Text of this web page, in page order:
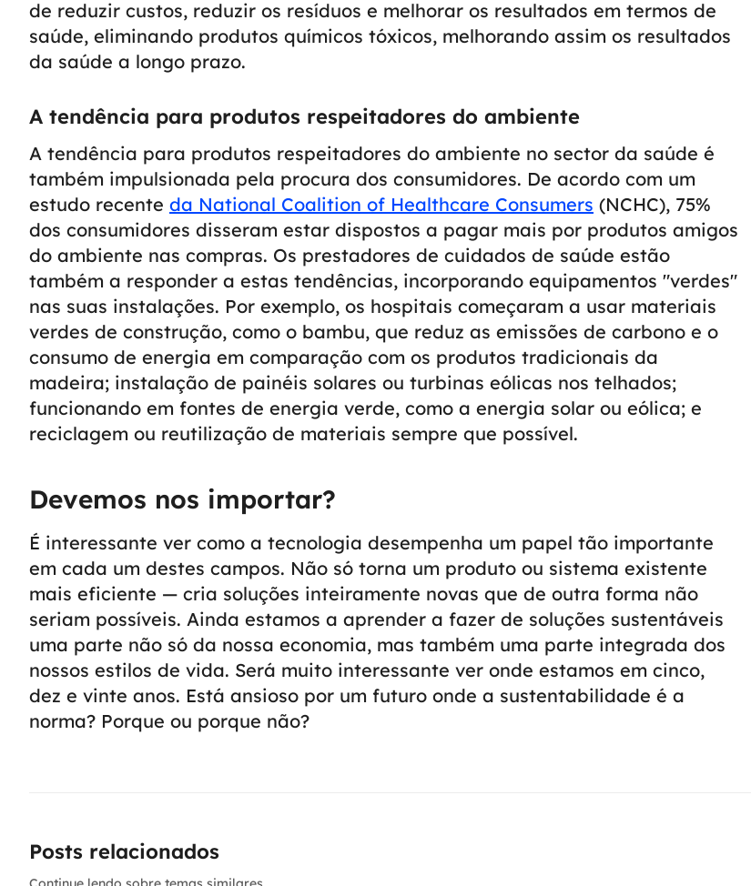
de reduzir custos, reduzir os resíduos e melhorar os resultados em termos de
saúde, eliminando produtos químicos tóxicos, melhorando assim os resultados
da saúde a longo prazo.
A tendência para produtos respeitadores do ambiente
A tendência para produtos respeitadores do ambiente no sector da saúde é
também impulsionada pela procura dos consumidores. De acordo com um
estudo recente da National Coalition of Healthcare Consumers (NCHC), 75%
dos consumidores disseram estar dispostos a pagar mais por produtos amigos
do ambiente nas compras. Os prestadores de cuidados de saúde estão
também a responder a estas tendências, incorporando equipamentos "verdes"
nas suas instalações. Por exemplo, os hospitais começaram a usar materiais
verdes de construção, como o bambu, que reduz as emissões de carbono e o
consumo de energia em comparação com os produtos tradicionais da
madeira; instalação de painéis solares ou turbinas eólicas nos telhados;
funcionando em fontes de energia verde, como a energia solar ou eólica; e
reciclagem ou reutilização de materiais sempre que possível.
Devemos nos importar?
É interessante ver como a tecnologia desempenha um papel tão importante
em cada um destes campos. Não só torna um produto ou sistema existente
mais eficiente — cria soluções inteiramente novas que de outra forma não
seriam possíveis. Ainda estamos a aprender a fazer de soluções sustentáveis
uma parte não só da nossa economia, mas também uma parte integrada dos
nossos estilos de vida. Será muito interessante ver onde estamos em cinco,
dez e vinte anos. Está ansioso por um futuro onde a sustentabilidade é a
norma? Porque ou porque não?
Posts relacionados